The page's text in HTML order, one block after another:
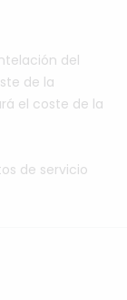
del
de la
el coste de la
de servicio